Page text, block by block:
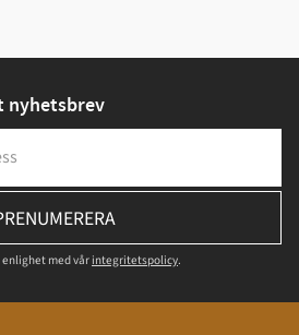
nyhetsbrev
med vårintegritetspolicy.